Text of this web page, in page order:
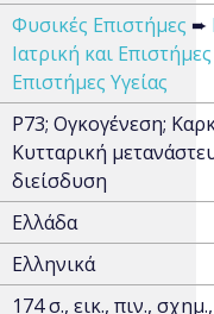
Φυσικές Επιστήμες ➨
Ιατρική και
Επιστήμες Υγείας
P73; Ογκογένεση;
Κυτταρική
διείσδυση
Ελλάδα
Ελληνικά
174 σ., εικ., πιν.,